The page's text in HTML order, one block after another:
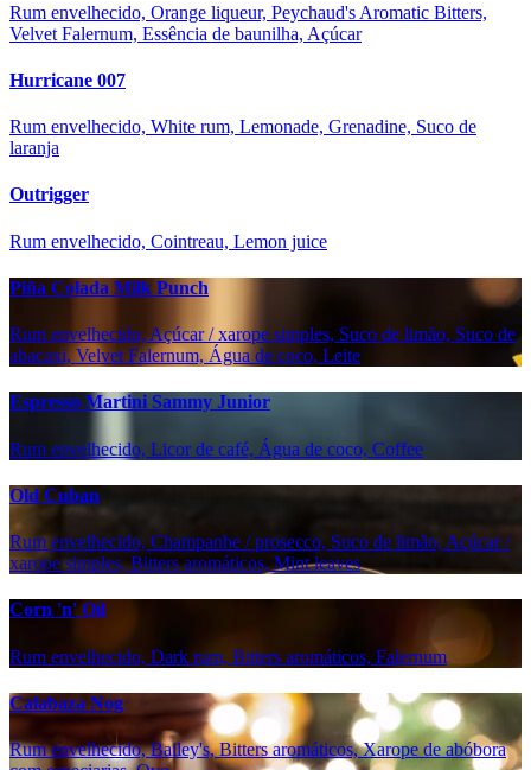
Rum envelhecido, Orange liqueur, Peychaud's Aromatic Bitters,
Velvet Falernum, Essência de baunilha, Açúcar
Hurricane 007
Rum envelhecido, White rum, Lemonade, Grenadine, Suco de
laranja
Outrigger
Rum envelhecido, Cointreau, Lemon juice
Piña Colada Milk Punch
Rum envelhecido, Açúcar / xarope simples, Suco de limão, Suco de
abacaxi, Velvet Falernum, Água de coco, Leite
Espresso Martini Sammy Junior
Rum envelhecido, Licor de café, Água de coco, Coffee
Old Cuban
Rum envelhecido, Champanhe / prosecco, Suco de limão, Açúcar /
xarope simples, Bitters aromáticos, Mint leaves
Corn 'n' Oil
Rum envelhecido, Dark rum, Bitters aromáticos, Falernum
Calabaza Nog
Rum envelhecido, Bailey's, Bitters aromáticos, Xarope de abóbora